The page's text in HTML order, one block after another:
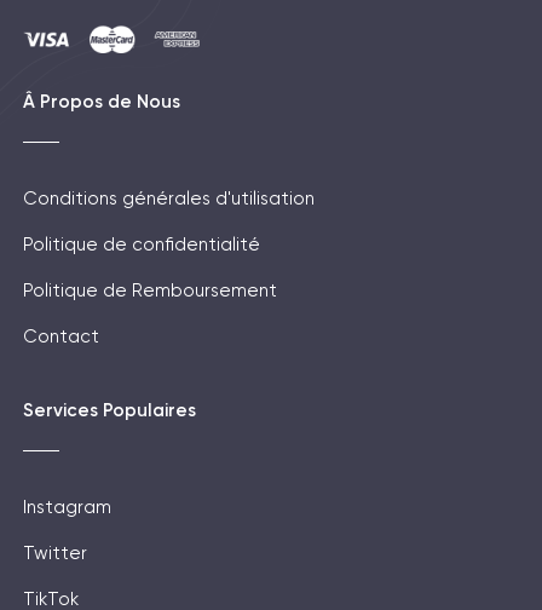
Â Propos de Nous
Conditions générales d'utilisation
Politique de confidentialité
Politique de Remboursement
Contact
Services Populaires
Instagram
Twitter
TikTok